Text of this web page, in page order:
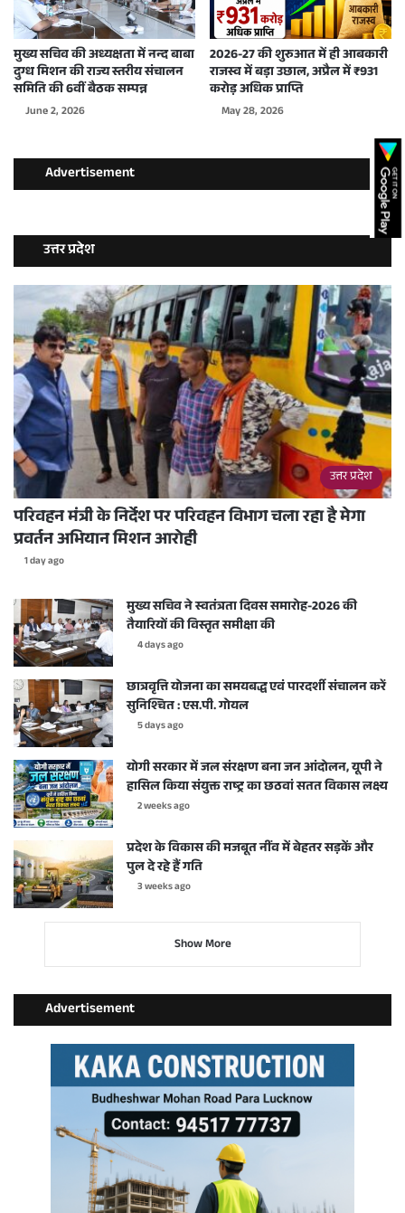
मुख्य सचिव की अध्यक्षता में नन्द बाबा
दुग्ध मिशन की राज्य स्तरीय संचालन
समिति की 6वीं बैठक सम्पन्न
June 2, 2026
2026-27 की शुरुआत में ही आबकारी
राजस्व में बड़ा उछाल, अप्रैल में ₹931
करोड़ अधिक प्राप्ति
May 28, 2026
Advertisement
उत्तर प्रदेश
उत्तर प्रदेश
परिवहन मंत्री के निर्देश पर परिवहन विभाग चला रहा है मेगा
प्रवर्तन अभियान मिशन आरोही
1 day ago
मुख्य सचिव ने स्वतंत्रता दिवस समारोह-2026 की
तैयारियों की विस्तृत समीक्षा की
4 days ago
छात्रवृत्ति योजना का समयबद्ध एवं पारदर्शी संचालन करें
सुनिश्चित : एस.पी. गोयल
5 days ago
योगी सरकार में जल संरक्षण बना जन आंदोलन, यूपी ने
हासिल किया संयुक्त राष्ट्र का छठवां सतत विकास लक्ष्य
2 weeks ago
प्रदेश के विकास की मजबूत नींव में बेहतर सड़कें और
पुल दे रहे हैं गति
3 weeks ago
Show More
Advertisement